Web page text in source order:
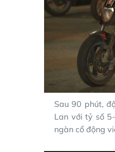
Sau 90 phút,
Lan với tỷ số
ngàn cổ động